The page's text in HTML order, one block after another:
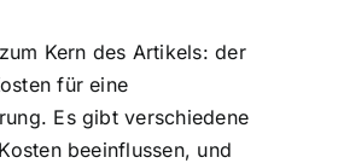
Kern des Artikels: der
für eine
Es gibt verschiedene
beeinflussen, und